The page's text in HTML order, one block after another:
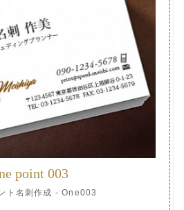
point 003
ト名刺作成 - One003